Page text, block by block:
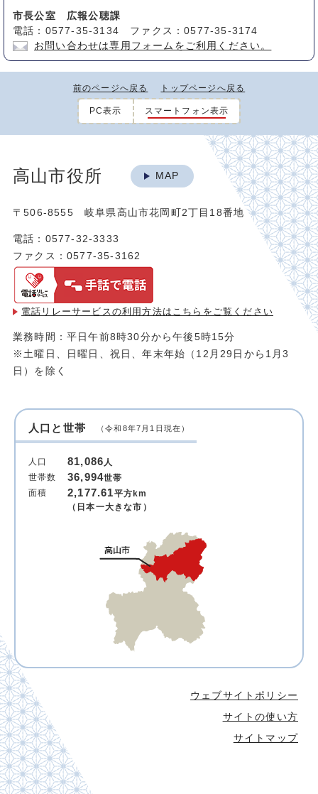
市長公室 広報公聴課
電話：0577-35-3134 ファクス：0577-35-3174
お問い合わせは専用フォームをご利用ください。
前のページへ戻る トップページへ戻る
PC表示 スマートフォン表示
高山市役所 MAP
〒506-8555 岐阜県高山市花岡町2丁目18番地
電話：0577-32-3333
ファクス：0577-35-3162
電話リレーサービスの利用方法は こちらをご覧ください
業務時間：平日午前8時30分から午後5時15分
※土曜日、日曜日、祝日、年末年始（12月29日から1月3
日）を除く
人口と世帯 （令和8年7月1日現在）
人口 81,086人
世帯数
36,994世帯
面積
2,177.61平方km
（日本一大きな市）
ウェブサイトポリシー
サイトの使い方
サイトマップ